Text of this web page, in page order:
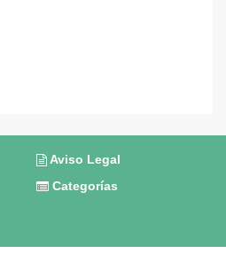
Aviso Legal
Categorías